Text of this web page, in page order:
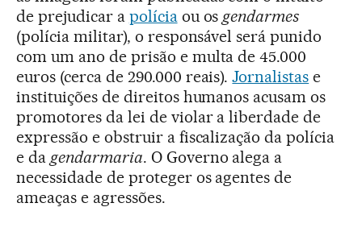
de prejudicar a políciaou osgendarmes
(polícia militar), o responsável será punido
com um ano de prisão e multa de 45.000
euros (cerca de 290.000 reais).Jornalistas e
instituições de direitos humanos acusam os
promotores da lei de violar a liberdade de
expressão e obstruir a fiscalização da polícia
e da gendarmaria. O Governo alega a
necessidade de proteger os agentes de
ameaças e agressões.